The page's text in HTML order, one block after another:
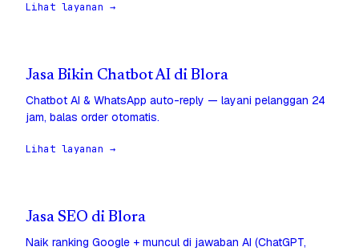
Lihat layanan →
Jasa Bikin Chatbot AI di Blora
Chatbot AI & WhatsApp auto-reply — layani pelanggan 24
jam, balas order otomatis.
Lihat layanan →
Jasa SEO di Blora
Naik ranking Google + muncul di jawaban AI (ChatGPT,